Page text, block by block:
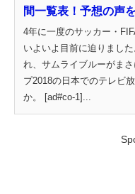
間一覧表！予想の声
4年に一度のサッカー・
いよいよ目前に迫りまし
れ、サムライブルーがま
プ2018の日本でのテレビ
か。 [ad#co-1]...